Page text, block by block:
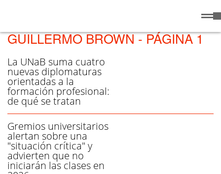
GUILLERMO BROWN - PÁGINA 1
La UNaB suma cuatro
nuevas diplomaturas
orientadas a la
formación profesional:
de qué se tratan
Gremios universitarios
alertan sobre una
"situación crítica" y
advierten que no
iniciarán las clases en